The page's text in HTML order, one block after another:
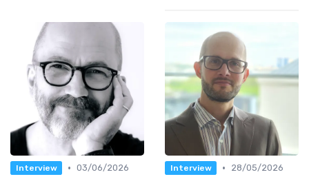
Interview • 03/06/2026
Interview •
28/05/2026